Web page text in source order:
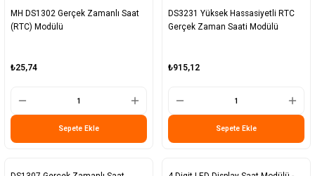
MH DS1302 Gerçek Zamanlı Saat
(RTC) Modülü
₺25,74
Sepete Ekle
DS3231 Yüksek Hassasiyetli RTC
Gerçek Zaman Saati Modülü
₺915,12
Sepete Ekle